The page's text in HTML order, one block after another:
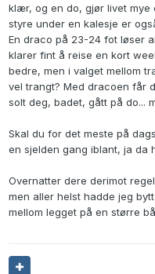
klær, og en do, gjør livet mye
styre under en kalesje er
En draco på 23-24 fot løser
klarer fint å reise en kort
bedre, men i valget mellom
vel trangt? Med dracoen får
solt deg, badet, gått på do...
Skal du for det meste på
en sjelden gang iblant, ja da
Overnatter dere derimot
men aller helst hadde jeg
mellom legget på en større